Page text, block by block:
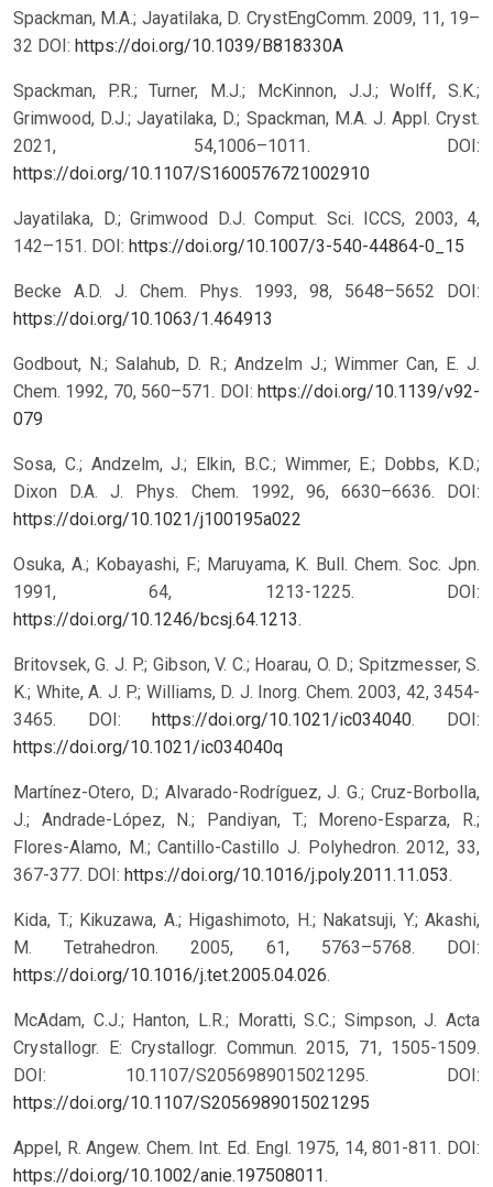
Spackman, M.A.; Jayatilaka, D. CrystEngComm. 2009, 11, 19–
32 DOI: https://doi.org/10.1039/B818330A
Spackman, P.R.; Turner, M.J.; McKinnon, J.J.; Wolff, S.K.;
Grimwood, D.J.; Jayatilaka, D.; Spackman, M.A. J. Appl. Cryst.
2021, 54,1006–1011. DOI:
https://doi.org/10.1107/S1600576721002910
Jayatilaka, D.; Grimwood D.J. Comput. Sci. ICCS, 2003, 4,
142–151. DOI: https://doi.org/10.1007/3-540-44864-0_15
Becke A.D. J. Chem. Phys. 1993, 98, 5648–5652 DOI:
https://doi.org/10.1063/1.464913
Godbout, N.; Salahub, D. R.; Andzelm J.; Wimmer Can, E. J.
Chem. 1992, 70, 560–571. DOI:https://doi.org/10.1139/v92-
079
Sosa, C.; Andzelm, J.; Elkin, B.C.; Wimmer, E.; Dobbs, K.D.;
Dixon D.A. J. Phys. Chem. 1992, 96, 6630–6636. DOI:
https://doi.org/10.1021/j100195a022
Osuka, A.; Kobayashi, F.; Maruyama, K. Bull. Chem. Soc. Jpn.
1991, 64, 1213-1225. DOI:
https://doi.org/10.1246/bcsj.64.1213.
Britovsek, G. J. P.; Gibson, V. C.; Hoarau, O. D.; Spitzmesser, S.
K.; White, A. J. P.; Williams, D. J. Inorg. Chem. 2003, 42, 3454-
3465. DOI:https://doi.org/10.1021/ic034040. DOI:
https://doi.org/10.1021/ic034040q
Martínez-Otero, D.; Alvarado-Rodríguez, J. G.; Cruz-Borbolla,
J.; Andrade-López, N.; Pandiyan, T.; Moreno-Esparza, R.;
Flores-Alamo, M.; Cantillo-Castillo J. Polyhedron. 2012, 33,
367-377. DOI: https://doi.org/10.1016/j.poly.2011.11.053.
Kida, T.; Kikuzawa, A.; Higashimoto, H.; Nakatsuji, Y.; Akashi,
M. Tetrahedron. 2005, 61, 5763–5768. DOI:
https://doi.org/10.1016/j.tet.2005.04.026.
McAdam, C.J.; Hanton, L.R.; Moratti, S.C.; Simpson, J. Acta
Crystallogr. E: Crystallogr. Commun. 2015, 71, 1505-1509.
DOI: 10.1107/S2056989015021295. DOI:
https://doi.org/10.1107/S2056989015021295
Appel, R. Angew. Chem. Int. Ed. Engl. 1975, 14, 801-811. DOI:
https://doi.org/10.1002/anie.197508011.